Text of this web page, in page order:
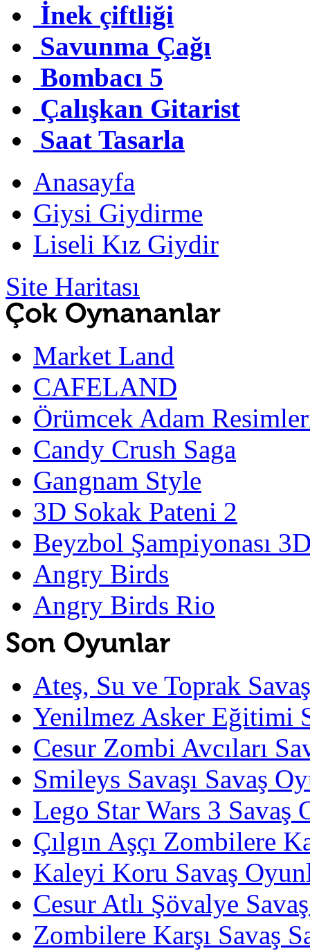
İnek çiftliği
Savunma Çağı
Bombacı 5
Çalışkan Gitarist
Saat Tasarla
Anasayfa
Giysi Giydirme
Liseli Kız Giydir
Site Haritası
Market Land
CAFELAND
Örümcek Adam
Candy Crush Saga
Gangnam Style
3D Sokak Pateni 2
Beyzbol Şampiyonası
Angry Birds
Angry Birds Rio
Ateş, Su ve Toprak
Yenilmez Asker Eğitimi
Cesur Zombi Avcıları
Smileys Savaşı Savaş
Lego Star Wars 3 Savaş
Çılgın Aşçı Zombilere
Kaleyi Koru Savaş
Cesur Atlı Şövalye
Zombilere Karşı Savaş